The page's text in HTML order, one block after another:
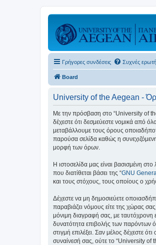
Γρήγορες συνδέσεις Συχνές
Board
University of the Aegean -
Με την πρόσβαση στο “University of
δέχεστε ότι δεσμεύεστε νομικά από
μεταβάλλουμε τους όρους
παρούσα σελίδα καθώς η
μορφή των όρων.
Η ιστοσελίδα μας είναι βασισμένη
που διατίθεται βάσει της “GNU
και τους στόχους, τους οποίους ο
Δέχεστε να μη δημοσιεύετε
παραβιάζει νόμους είτε της χώρας
μόνιμη διαγραφή σας, με ταυτόχρονη
δυνατότητα επιβολής των παρόντων
στιγμή επιλέξει. Σαν μέλος δέχεστε
συναίνεσή σας, ούτε το “University of